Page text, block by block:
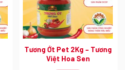
Tương Ớt Pet 2Kg – Tương
Việt Hoa Sen